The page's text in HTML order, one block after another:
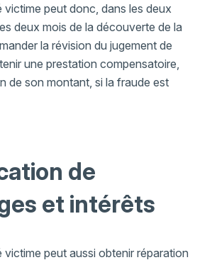
victime peut donc, dans les deux
deux mois de la découverte de la
la révision du jugement de
une prestation compensatoire,
de son montant, si la fraude est
de
et intérêts
victime peut aussi obtenir réparation